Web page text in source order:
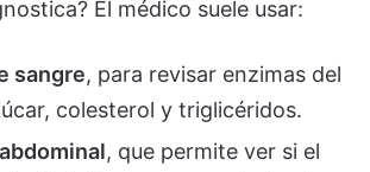
El médico suele usar:
sangre, para revisar enzimas del
colesterol y triglicéridos.
, que permite ver si el